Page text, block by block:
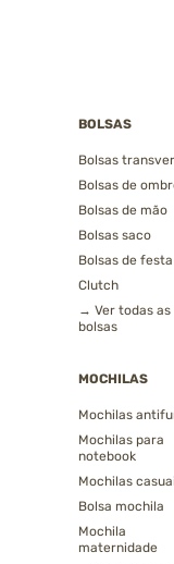
BOLSAS
Bolsas
Bolsas de
Bolsas de mão
Bolsas saco
Bolsas de festa
Clutch
→ Ver todas as
bolsas
MOCHILAS
Mochilas
Mochilas para
notebook
Mochilas
Bolsa mochila
Mochila
maternidade